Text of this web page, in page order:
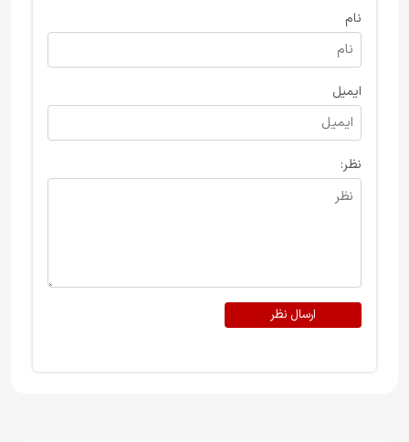
نام
ایمیل
نظر:
ارسال نظر